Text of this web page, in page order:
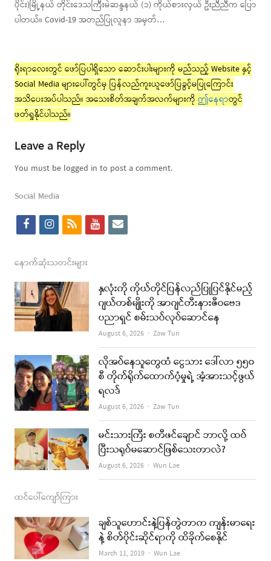
ပိုင်း)မြို့နယ် တိုင်းဒေသကြီးမဲဆန္ဒနယ် (၁) ကိုယ်စားလှယ် ဦးညီညီက ပြော
ပါတယ်။ Covid-19 အတည်ပြုလူနာ အမှတ်…
ရိုးရာလေးတွင် ဖော်ပြပါရှိသော ဆောင်းပါးများကို မည်သည့် Website နှင့်
Social Media များပေါ်တွင်မှ ပြန်လည်ကူးယူဖော်ပြခွင့်မပြုကြောင်း
အသိပေးအပ်ပါသည်။ အသေးစိတ်အချက်အလက်များကို ဤနေရာတွင်
ဖတ်ရှုနိုင်ပါသည်။
Leave a Reply
You must be logged in to post a comment.
Social Media
f
c
e
b
o
k
i
s
t
a
g
a
m
r
s
y
t
u
b
e
e
i
l
နောက်ဆုံးသတင်းများ
နှလုံးကို ကိုယ်တိုင်ပြန်လည်ပြုပြင်နိုင်မည့်
ဂျယ်တစ်မျိုးကို အာဂျင်တီးနားဇီဝဗေဒ
ပညာရှင် စမ်းသပ်လုပ်ဆောင်နေ
August 6, 2026 Author
Zaw Tun
လိုအပ်နေသူတွေထံ ငွေသား ဒေါ်လာ ၅၅၀
စီ တိုက်ရိုက်ထောက်ပံ့မှုရဲ့ အံ့အားသင့်ဖွယ်
ရလဒ်
August 6, 2026 Author
Zaw Tun
မင်းသားကြီး စတီဖင်ချောင် ဘာလို့ ထပ်
ပြီးသရုပ်မဆောင်ဖြစ်သေးတာလဲ?
August 6, 2026 Author
Wun Lae
ထင်ပေါ်ကျော်ကြား
ချစ်သူဟောင်းနဲ့ပြန်တွဲတာက ကျန်းမာရေး
နဲ့ စိတ်ပိုင်းဆိုင်ရာကို ထိခိုက်စေနိုင်
March 11, 2019 Author
Wun Lae